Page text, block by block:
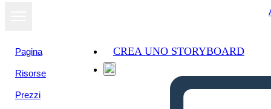
Pagina
Risorse
Prezzi
CREA UNO STORYBOARD